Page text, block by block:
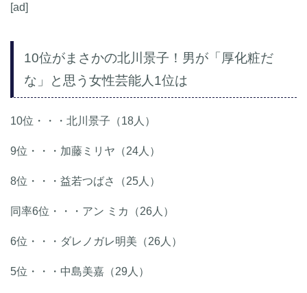
[ad]
10位がまさかの北川景子！男が「厚化粧だ
な」と思う女性芸能人1位は
10位・・・北川景子（18人）
9位・・・加藤ミリヤ（24人）
8位・・・益若つばさ（25人）
同率6位・・・アン ミカ（26人）
6位・・・ダレノガレ明美（26人）
5位・・・中島美嘉（29人）